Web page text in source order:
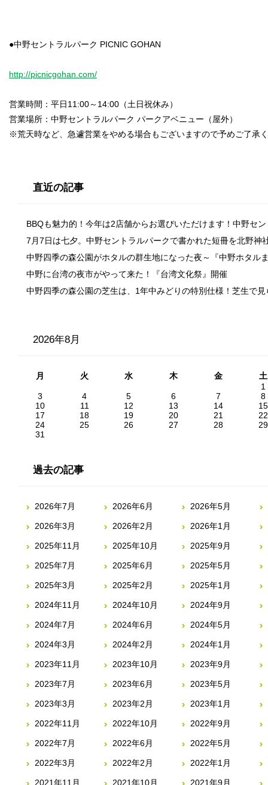
●中野セントラルパーク PICNIC GOHAN
http://picnicgohan.com/
営業時間：平日11:00～14:00（土日祝休み）
営業場所：中野セントラルパーク パークアベニュー（屋外）
※荒天時など、急遽営業をやめる場合もございますので予めご了承
直近の記事
BBQも魅力的！今年は2店舗からお選びいただけます！中野セ
7月7日は七夕。中野セントラルパークで書かれた短冊を北野神
中野四季の森公園がホタルの群生地になった夜～『中野ホタル
中野に台湾の夜市がやって来た！『台湾文化祭』開催
中野四季の森公園の芝生は、1年中みどりの特別仕様！芝生で
2026年8月
月 火 水 木 金
土
1
3
4 5 6 7
8
10
11 12 13 14
15
17
18 19 20 21
22
24
25 26 27 28
29
31
過去の記事
2026年7月 2026年6月 2026年5月
2026年3月 2026年2月 2026年1月
2025年11月 2025年10月 2025年9月
2025年7月 2025年6月 2025年5月
2025年3月 2025年2月 2025年1月
2024年11月 2024年10月 2024年9月
2024年7月 2024年6月 2024年5月
2024年3月 2024年2月 2024年1月
2023年11月 2023年10月 2023年9月
2023年7月 2023年6月 2023年5月
2023年3月 2023年2月 2023年1月
2022年11月 2022年10月 2022年9月
2022年7月 2022年6月 2022年5月
2022年3月 2022年2月 2022年1月
2021年11月 2021年10月 2021年9月